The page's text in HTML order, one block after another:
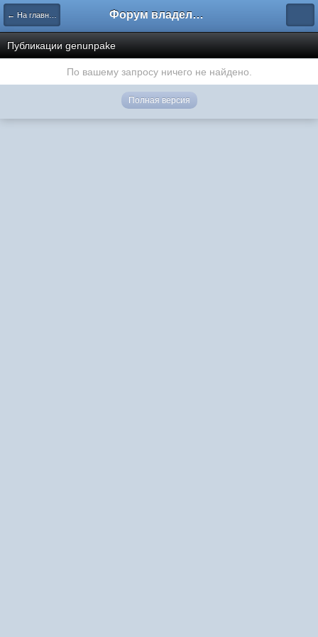
← На главную Форум владельцев интернет-магазинов
Публикации genunpake
По вашему запросу ничего не найдено.
Полная версия